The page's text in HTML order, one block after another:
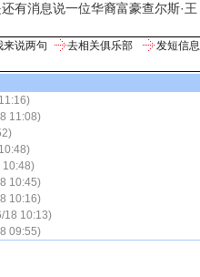
有消息说一位华裔富豪查尔斯·王
来说两句 去相关俱乐部 发短信息
11:08)
10:48)
10:45)
10:16)
18 10:13)
09:55)